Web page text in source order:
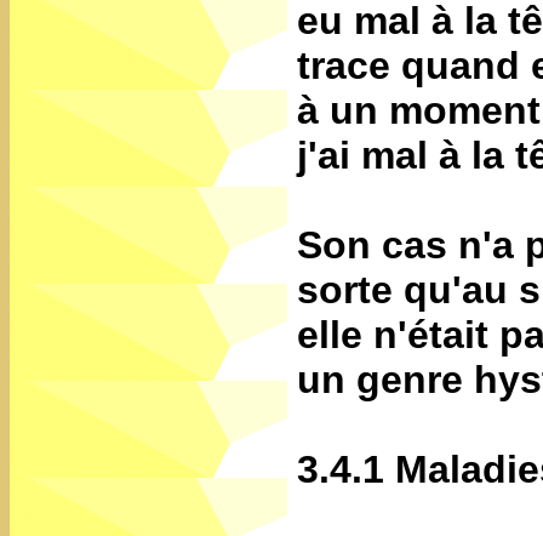
eu mal à la
trace quand
à un
j'ai mal à la
Son cas n'a
sorte qu'au
elle n'était
un genre
3.4.1